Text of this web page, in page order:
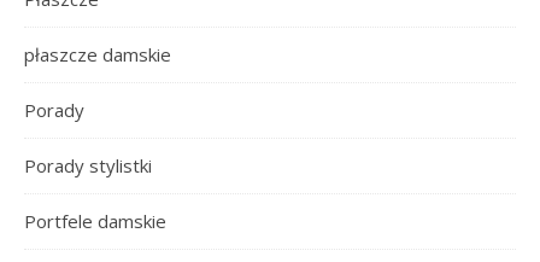
płaszcze damskie
Porady
Porady stylistki
Portfele damskie